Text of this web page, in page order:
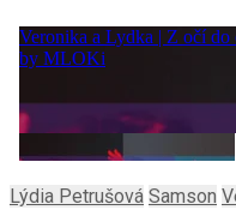
Lýdia Petrušová Samson